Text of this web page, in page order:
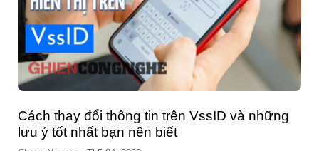
Cách thay đổi thông tin trên VssID và những
lưu ý tốt nhất bạn nên biết